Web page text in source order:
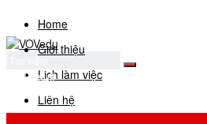
Home
Giới thiệu
Lịch làm việc
Liên hệ
No Result
View All Result